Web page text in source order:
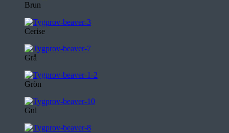
Brun
Cerise
Grå
Grön
Gul